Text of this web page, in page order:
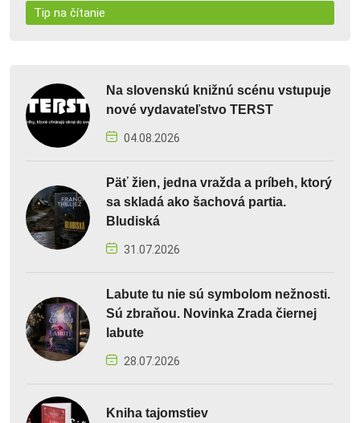
Tip na čítanie
Na slovenskú knižnú scénu vstupuje
nové vydavateľstvo TERST
04.08.2026
Päť žien, jedna vražda a príbeh, ktorý
sa skladá ako šachová partia.
Bludiská
31.07.2026
Labute tu nie sú symbolom nežnosti.
Sú zbraňou. Novinka Zrada čiernej
labute
28.07.2026
Kniha tajomstiev